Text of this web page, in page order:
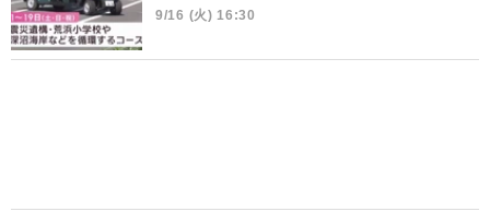
9/16 (火) 16:30